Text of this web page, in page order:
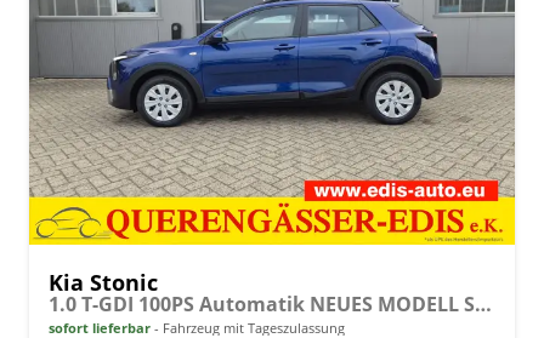
Kia Stonic
1.0 T-GDI 100PS Automatik NEUES MODELL Sitzheizung Lenkradheizung PDC v+h Rückf.Kamera Klima Bluetooth Touchscreen Apple CarPlay Android Auto Tempomat
sofort lieferbar Fahrzeug mit Tageszulassung